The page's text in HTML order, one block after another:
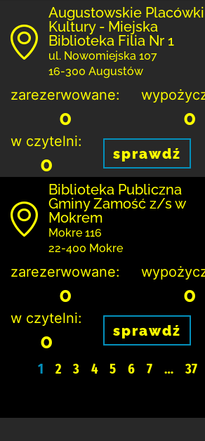
Augustowskie Placówki
Kultury - Miejska
Biblioteka Filia Nr 1
ul. Nowomiejska 107
16-300 Augustów
zarezerwowane:
0 0
w czytelni:
0 sprawdź
Biblio­teka Publiczna
Gminy Zamość z/s w
Mokrem
Mokre 116
22-400 Mokre
zarezerwowane:
0 0
w czytelni:
0 sprawdź
1 2 3 4 5 6 7 … 37